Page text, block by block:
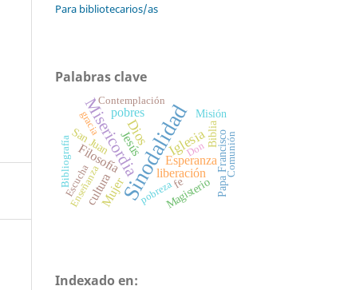
Para bibliotecarios/as
Palabras clave
Sinodalidad
Misericordia
Dios Iglesia
Esperanza
Filosofía
Mujer
cultura
Jesús
liberación
pobres
BibliaPapa Francisco
fe
Magisterio
San Juan
Misión
pobreza
Comunión
Contemplación
Enseñanza
Escucha
Bibliografía
gracia
Don
Indexado en: